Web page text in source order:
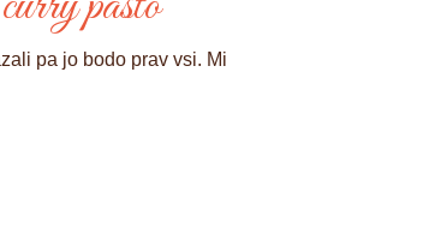
pa jo bodo prav vsi. Mi